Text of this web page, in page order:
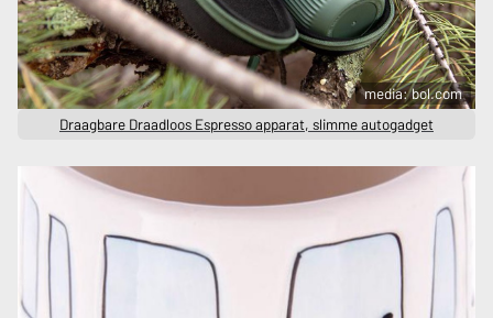
media: bol.com
Draagbare Draadloos Espresso apparat, slimme autogadget